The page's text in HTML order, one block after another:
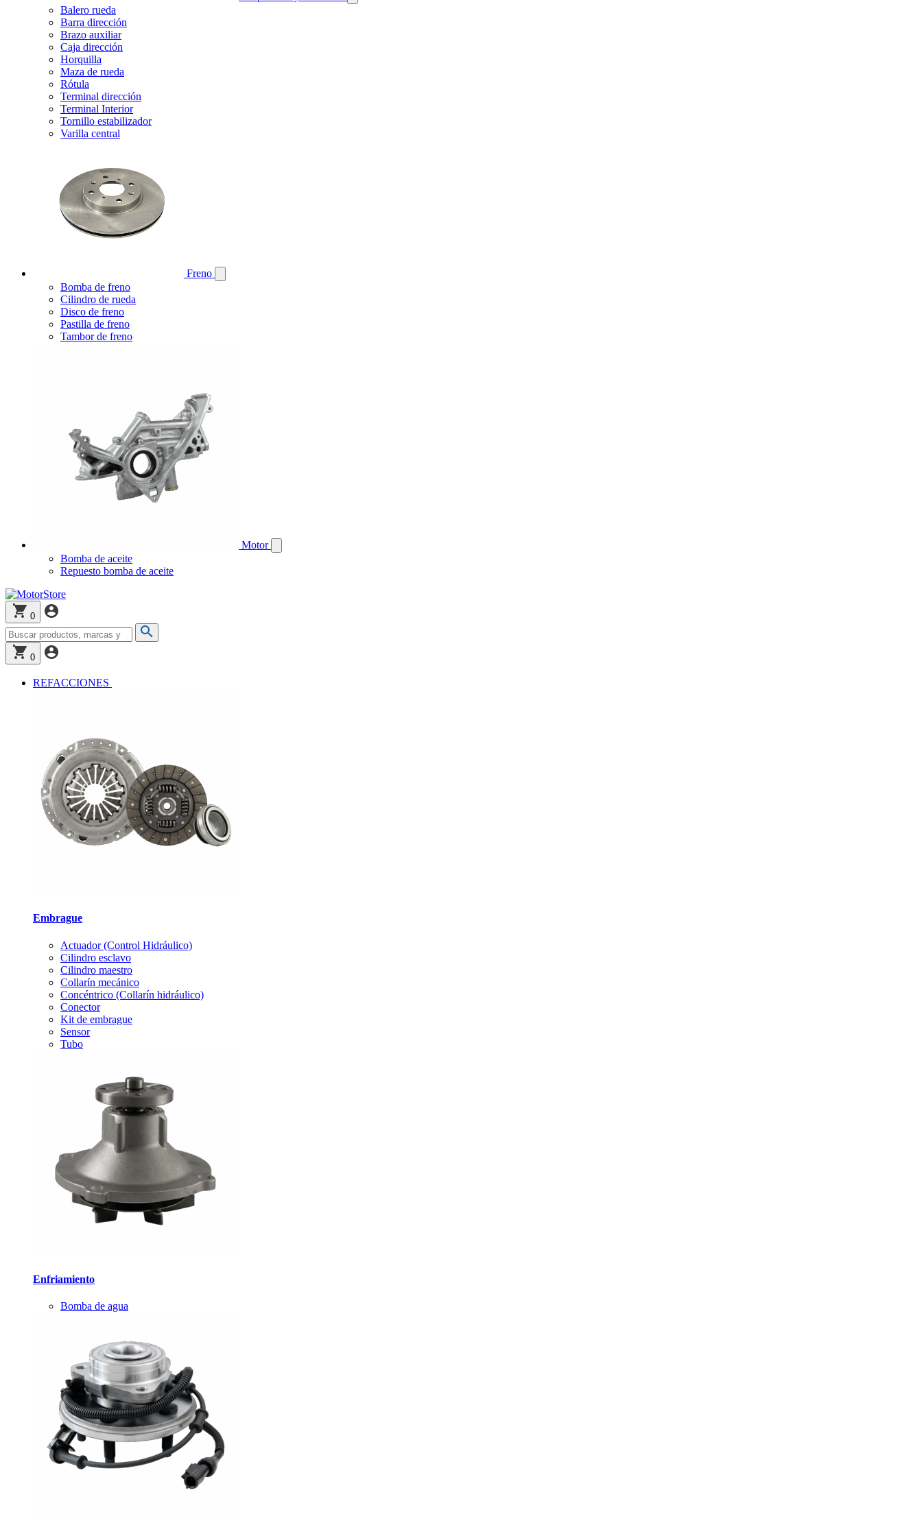
Balero rueda
Barra dirección
Brazo auxiliar
Caja dirección
Horquilla
Maza de rueda
Rótula
Terminal dirección
Terminal Interior
Tornillo estabilizador
Varilla central
Freno
Bomba de freno
Cilindro de rueda
Disco de freno
Pastilla de freno
Tambor de freno
Motor
Bomba de aceite
Repuesto bomba de aceite
0
0
REFACCIONES
Embrague
Actuador (Control Hidráulico)
Cilindro esclavo
Cilindro maestro
Collarín mecánico
Concéntrico (Collarín hidráulico)
Conector
Kit de embrague
Sensor
Tubo
Enfriamiento
Bomba de agua